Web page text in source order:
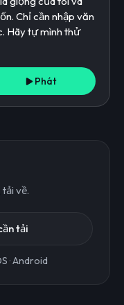
Phát
về.
tải
·Android